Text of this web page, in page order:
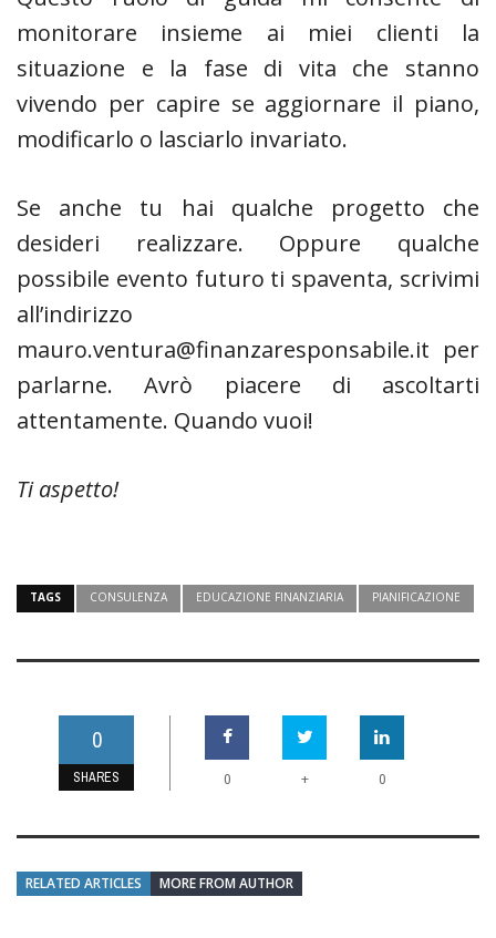
monitorare insieme ai miei clienti la
situazione e la fase di vita che stanno
vivendo per capire se aggiornare il piano,
modificarlo o lasciarlo invariato.
Se anche tu hai qualche progetto che
desideri realizzare. Oppure qualche
possibile evento futuro ti spaventa, scrivimi
all’indirizzo
mauro.ventura@finanzaresponsabile.it per
parlarne. Avrò piacere di ascoltarti
attentamente. Quando vuoi!
Ti aspetto!
TAGS CONSULENZA EDUCAZIONE FINANZIARIA PIANIFICAZIONE
0
SHARES 0 + 0
RELATED ARTICLES MORE FROM AUTHOR